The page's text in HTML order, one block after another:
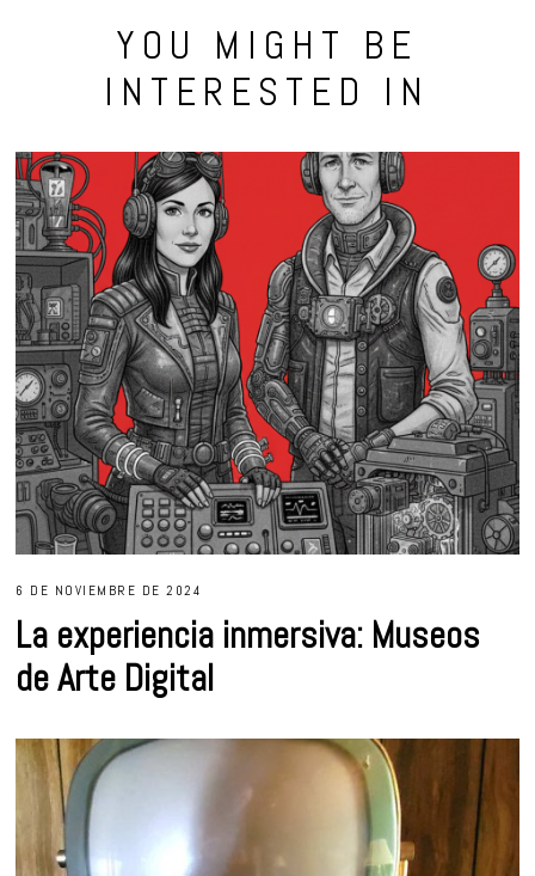
YOU MIGHT BE
INTERESTED IN
6 DE NOVIEMBRE DE 2024
La experiencia inmersiva: Museos
de Arte Digital